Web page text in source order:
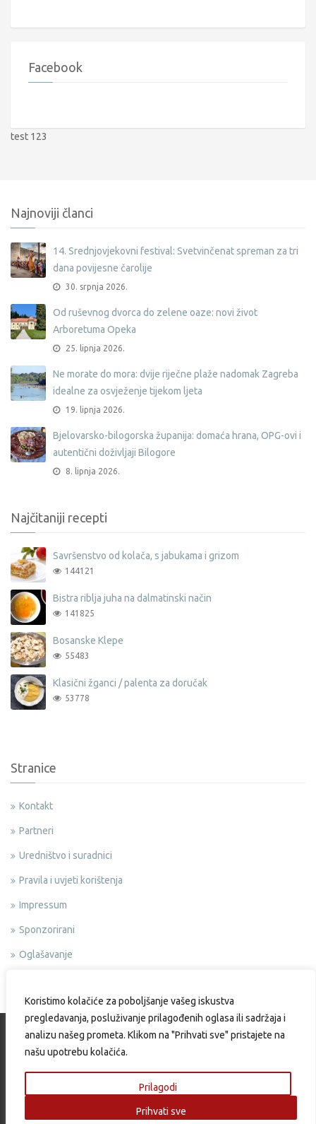
Koristimo kolačiće za poboljšanje vašeg iskustva
pregledavanja, posluživanje prilagođenih oglasa ili sadržaja i
analizu našeg prometa. Klikom na "Prihvati sve" pristajete na
našu upotrebu kolačića.
Prilagodi
Prihvati sve
Facebook
test 123
Najnoviji članci
14. Srednjovjekovni festival: Svetvinčenat spreman za tri
dana povijesne čarolije
30. srpnja 2026.
Od ruševnog dvorca do zelene oaze: novi život
Arboretuma Opeka
25. lipnja 2026.
Ne morate do mora: dvije riječne plaže nadomak Zagreba
idealne za osvježenje tijekom ljeta
19. lipnja 2026.
Bjelovarsko-bilogorska županija: domaća hrana, OPG-ovi i
autentični doživljaji Bilogore
8. lipnja 2026.
Najčitaniji recepti
Savršenstvo od kolača, s jabukama i grizom
144121
Bistra riblja juha na dalmatinski način
141825
Bosanske Klepe
55483
Klasični žganci / palenta za doručak
53778
Stranice
Kontakt
Partneri
Uredništvo i suradnici
Pravila i uvjeti korištenja
Impressum
Sponzorirani
Oglašavanje
Copyright © 2015 Okusi.eu | Web design & Development by: